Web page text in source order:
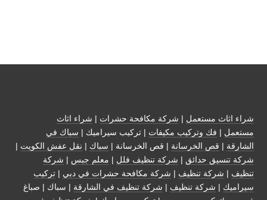
شراء اثاث مستعمل | شركة مكافحة حشرات | شراء اثاث
مستعمل | فك وتركيب مكيفات | تركيب سيراميك | سباك في
الشارقة | قص الخرسانة | قص الخرسانة | سباك | نقل عفش الكويت |
شركة تنسيق حدائق | شركة تنظيف فلل | معلم جبس | شركة
تنظيف | شركة تنظيف | شركة مكافحة حشرات في دبي | تركيب
سيراميك | شركة تنظيف | شركة تنظيف في الشارقة | سباك | صباغ